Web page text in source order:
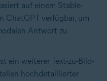
auf einem Stable-
ChatGPT verfügbar, um
Antwort zu
ein weiterer Text-zu-Bild-
hochdetaillierter